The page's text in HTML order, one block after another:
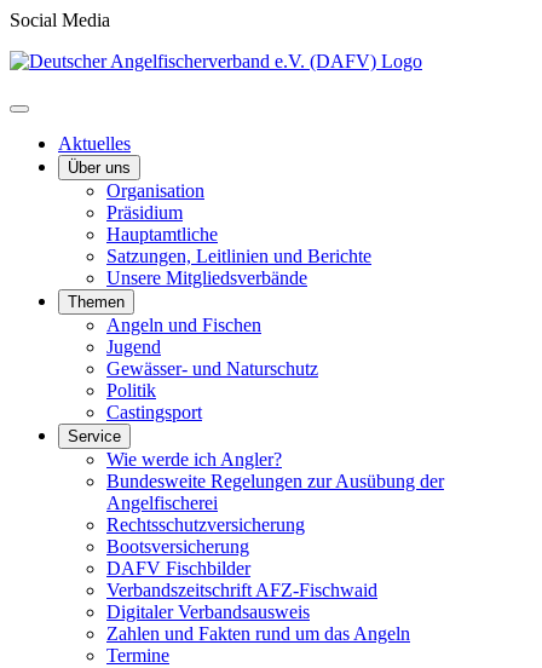
Social Media
Aktuelles
Über uns
Organisation
Präsidium
Hauptamtliche
Satzungen, Leitlinien und Berichte
Unsere Mitgliedsverbände
Themen
Angeln und Fischen
Jugend
Gewässer- und Naturschutz
Politik
Castingsport
Service
Wie werde ich Angler?
Bundesweite Regelungen zur Ausübung der
Angelfischerei
Rechtsschutzversicherung
Bootsversicherung
DAFV Fischbilder
Verbandszeitschrift AFZ-Fischwaid
Digitaler Verbandsausweis
Zahlen und Fakten rund um das Angeln
Termine